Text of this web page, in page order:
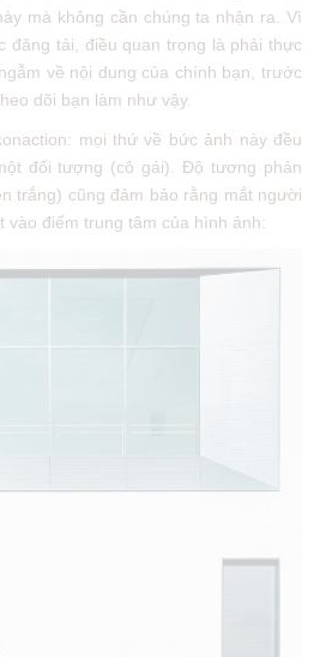
mà không cần chúng ta nhận ra. Vì
đăng tải, điều quan trọng là phải thực
về nội dung của chính bạn, trước
dõi bạn làm như vậy.
mọi thứ về bức ảnh này đều
đối tượng (cô gái). Độ tương phản
trắng) cũng đảm bảo rằng mắt người
vào điểm trung tâm của hình ảnh: